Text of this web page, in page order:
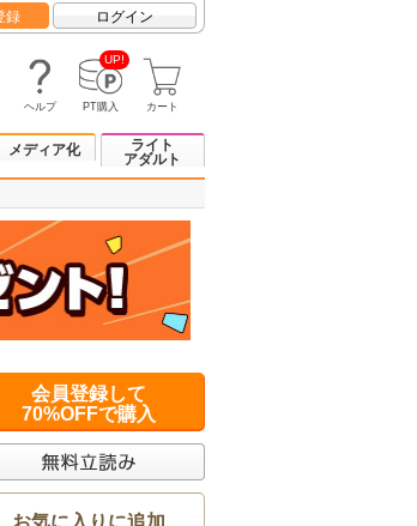
録 ログイン
ヘルプ
UP!
PT購入 カート
メディア化
ライト
アダルト
会員登録して
70%OFFで購入
お気に入りに追加